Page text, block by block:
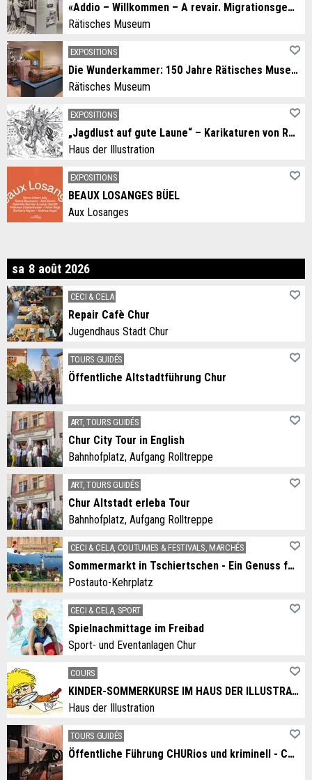
«Addio – Willkommen – A revair. Migrationsgeschichten aus dem Grandhotel Alpen»
Rätisches Museum
EXPOSITIONS
Die Wunderkammer: 150 Jahre Rätisches Museum
Rätisches Museum
EXPOSITIONS
„Jagdlust auf gute Laune“ – Karikaturen von Rolf Giger
Haus der Illustration
EXPOSITIONS
BEAUX LOSANGES BÜEL
Aux Losanges
sa medi
8 août 2026
CECI & CELA
Repair Cafè Chur
Jugendhaus Stadt Chur
TOURS GUIDÉS
Öffentliche Altstadtführung Chur
ART, TOURS GUIDÉS
Chur City Tour in English
Bahnhofplatz, Aufgang Rolltreppe
ART, TOURS GUIDÉS
Chur Altstadt erleba Tour
Bahnhofplatz, Aufgang Rolltreppe
CECI & CELA, COUTUMES & FESTIVALS, MARCHÉS
Sommermarkt in Tschiertschen - Ein Genuss für alle Sinne
Postauto-Kehrplatz
CECI & CELA, SPORT
Spielnachmittage im Freibad
Sport- und Eventanlagen Chur
COURS
KINDER-SOMMERKURSE IM HAUS DER ILLUSTRATION
Haus der Illustration
TOURS GUIDÉS
Öffentliche Führung CHURios und kriminell - Churer Räubergeschichten